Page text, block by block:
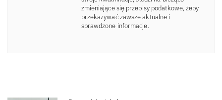
zmieniające się przepisy podatkowe, żeby
przekazywać zawsze aktualne i
sprawdzone informacje.